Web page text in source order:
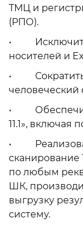
ТМЦ и
(РПО).
• Исключить
носителей и
• Сократить
человеческий
•
11.1», включая
•
сканирование
по любым
ШК,
выгрузку
систему.